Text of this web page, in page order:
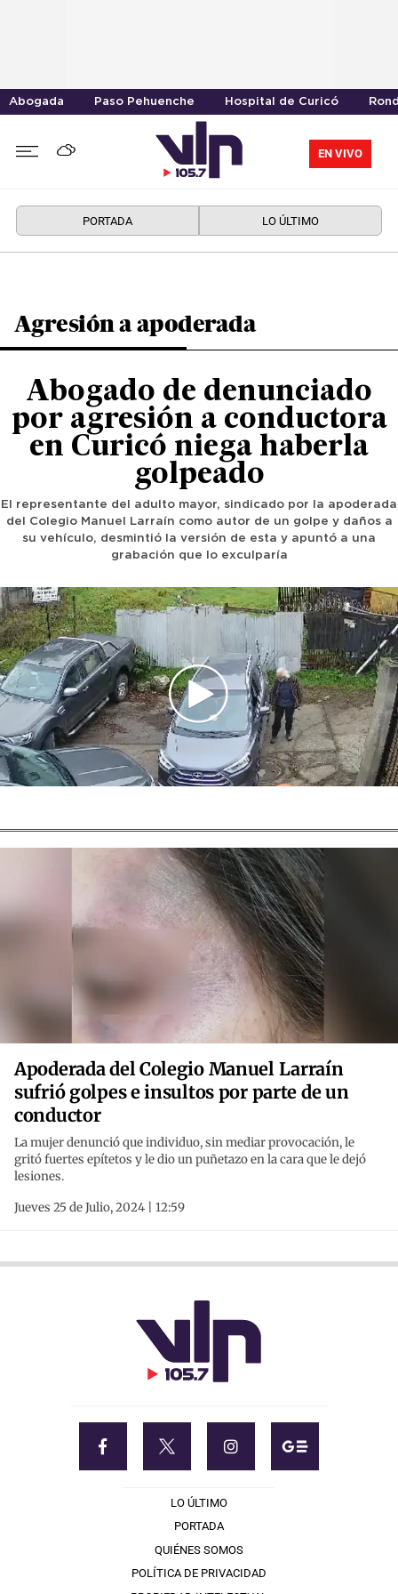
Abogada Paso Pehuenche Hospital de Curicó
EN VIVO
PORTADA LO ÚLTIMO
Agresión a apoderada
Abogado de denunciado
por agresión a conductora
en Curicó niega haberla
golpeado
El representante del adulto mayor, sindicado por la apoderada
del Colegio Manuel Larraín como autor de un golpe y daños a
su vehículo, desmintió la versión de esta y apuntó a una
grabación que lo exculparía
Apoderada del Colegio Manuel Larraín
sufrió golpes e insultos por parte de un
conductor
La mujer denunció que individuo, sin mediar provocación, le
gritó fuertes epítetos y le dio un puñetazo en la cara que le dejó
lesiones.
Jueves 25 de Julio, 2024 | 12:59
LO ÚLTIMO
PORTADA
QUIÉNES SOMOS
POLÍTICA DE PRIVACIDAD